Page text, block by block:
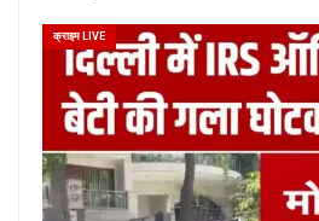
क्राइम LIVE